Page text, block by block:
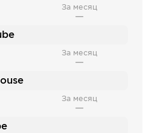
За месяц
—
За месяц
—
За месяц
—